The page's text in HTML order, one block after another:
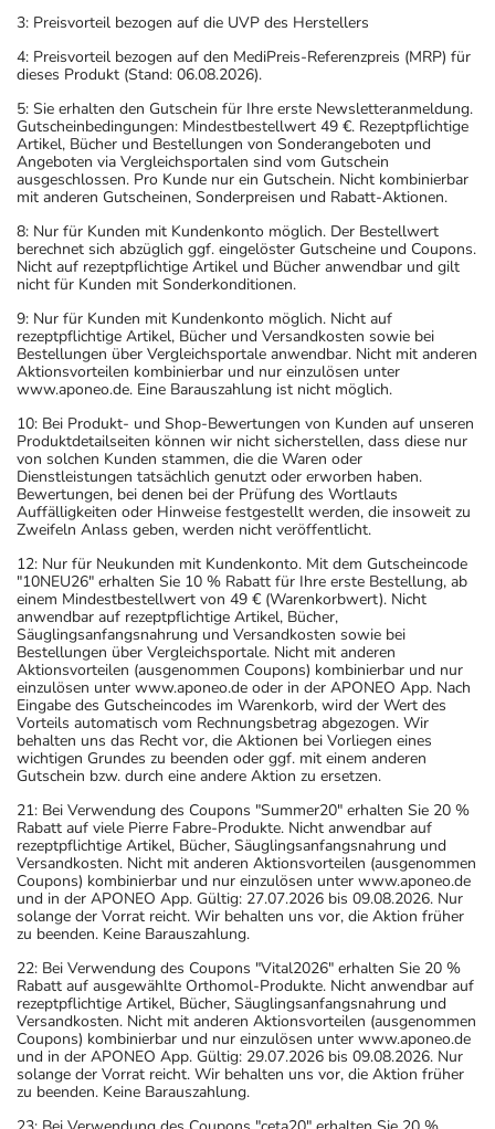
3: Preisvorteil bezogen auf die UVP des Herstellers
4: Preisvorteil bezogen auf den MediPreis-Referenzpreis (MRP) für
dieses Produkt (Stand: 06.08.2026).
5: Sie erhalten den Gutschein für Ihre erste Newsletteranmeldung.
Gutscheinbedingungen: Mindestbestellwert 49 €. Rezeptpflichtige
Artikel, Bücher und Bestellungen von Sonderangeboten und
Angeboten via Vergleichsportalen sind vom Gutschein
ausgeschlossen. Pro Kunde nur ein Gutschein. Nicht kombinierbar
mit anderen Gutscheinen, Sonderpreisen und Rabatt-Aktionen.
8: Nur für Kunden mit Kundenkonto möglich. Der Bestellwert
berechnet sich abzüglich ggf. eingelöster Gutscheine und Coupons.
Nicht auf rezeptpflichtige Artikel und Bücher anwendbar und gilt
nicht für Kunden mit Sonderkonditionen.
9: Nur für Kunden mit Kundenkonto möglich. Nicht auf
rezeptpflichtige Artikel, Bücher und Versandkosten sowie bei
Bestellungen über Vergleichsportale anwendbar. Nicht mit anderen
Aktionsvorteilen kombinierbar und nur einzulösen unter
www.aponeo.de. Eine Barauszahlung ist nicht möglich.
10: Bei Produkt- und Shop-Bewertungen von Kunden auf unseren
Produktdetailseiten können wir nicht sicherstellen, dass diese nur
von solchen Kunden stammen, die die Waren oder
Dienstleistungen tatsächlich genutzt oder erworben haben.
Bewertungen, bei denen bei der Prüfung des Wortlauts
Auffälligkeiten oder Hinweise festgestellt werden, die insoweit zu
Zweifeln Anlass geben, werden nicht veröffentlicht.
12: Nur für Neukunden mit Kundenkonto. Mit dem Gutscheincode
"10NEU26" erhalten Sie 10 % Rabatt für Ihre erste Bestellung, ab
einem Mindestbestellwert von 49 € (Warenkorbwert). Nicht
anwendbar auf rezeptpflichtige Artikel, Bücher,
Säuglingsanfangsnahrung und Versandkosten sowie bei
Bestellungen über Vergleichsportale. Nicht mit anderen
Aktionsvorteilen (ausgenommen Coupons) kombinierbar und nur
einzulösen unter www.aponeo.de oder in der APONEO App. Nach
Eingabe des Gutscheincodes im Warenkorb, wird der Wert des
Vorteils automatisch vom Rechnungsbetrag abgezogen. Wir
behalten uns das Recht vor, die Aktionen bei Vorliegen eines
wichtigen Grundes zu beenden oder ggf. mit einem anderen
Gutschein bzw. durch eine andere Aktion zu ersetzen.
21: Bei Verwendung des Coupons "Summer20" erhalten Sie 20 %
Rabatt auf viele Pierre Fabre-Produkte. Nicht anwendbar auf
rezeptpflichtige Artikel, Bücher, Säuglingsanfangsnahrung und
Versandkosten. Nicht mit anderen Aktionsvorteilen (ausgenommen
Coupons) kombinierbar und nur einzulösen unter www.aponeo.de
und in der APONEO App. Gültig: 27.07.2026 bis 09.08.2026. Nur
solange der Vorrat reicht. Wir behalten uns vor, die Aktion früher
zu beenden. Keine Barauszahlung.
22: Bei Verwendung des Coupons "Vital2026" erhalten Sie 20 %
Rabatt auf ausgewählte Orthomol-Produkte. Nicht anwendbar auf
rezeptpflichtige Artikel, Bücher, Säuglingsanfangsnahrung und
Versandkosten. Nicht mit anderen Aktionsvorteilen (ausgenommen
Coupons) kombinierbar und nur einzulösen unter www.aponeo.de
und in der APONEO App. Gültig: 29.07.2026 bis 09.08.2026. Nur
solange der Vorrat reicht. Wir behalten uns vor, die Aktion früher
zu beenden. Keine Barauszahlung.